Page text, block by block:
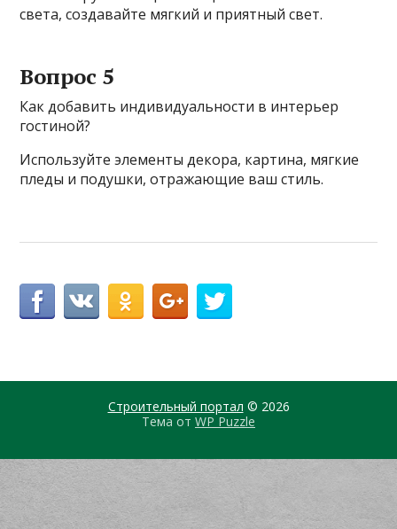
света, создавайте мягкий и приятный свет.
Вопрос 5
Как добавить индивидуальности в интерьер
гостиной?
Используйте элементы декора, картина, мягкие
пледы и подушки, отражающие ваш стиль.
Строительный портал © 2026
Тема от WP Puzzle